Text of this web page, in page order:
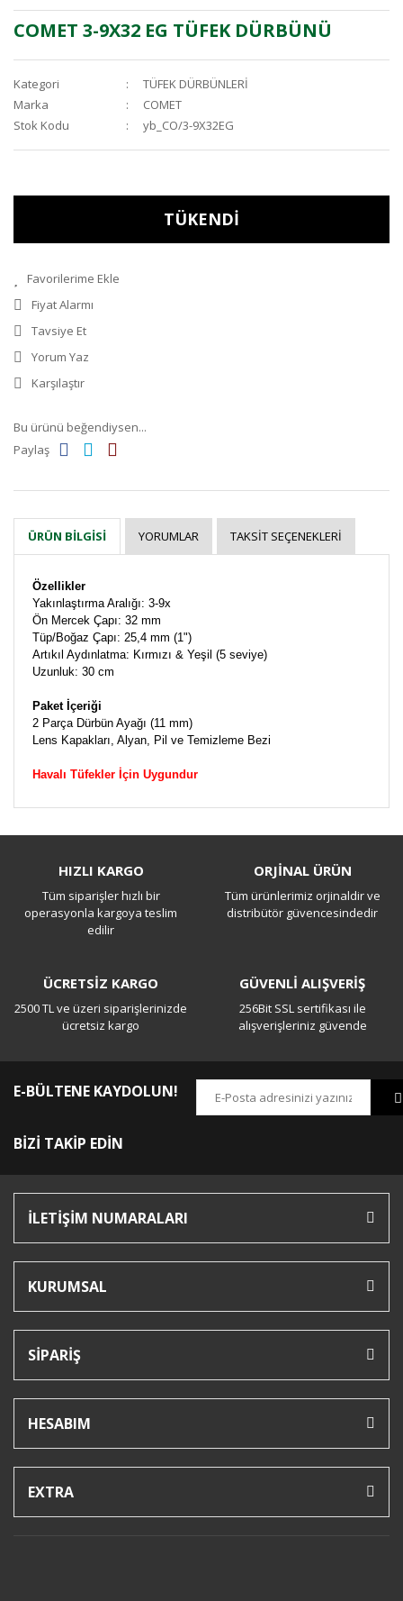
COMET 3-9X32 EG TÜFEK DÜRBÜNÜ
Kategori
TÜFEK DÜRBÜNLERİ
Marka
COMET
Stok Kodu
yb_CO/3-9X32EG
TÜKENDİ
Fiyat Alarmı
Tavsiye Et
Yorum Yaz
Karşılaştır
Bu ürünü beğendiysen...
Paylaş
ÜRÜN BILGISI YORUMLAR TAKSIT SEÇENEKLERI
Özellikler
Yakınlaştırma Aralığı: 3-9x
Ön Mercek Çapı: 32 mm
Tüp/Boğaz Çapı: 25,4 mm (1")
Artıkıl Aydınlatma: Kırmızı & Yeşil (5 seviye)
Uzunluk: 30 cm
Paket İçeriği
2 Parça Dürbün Ayağı (11 mm)
Lens Kapakları, Alyan, Pil ve Temizleme Bezi
Havalı Tüfekler İçin Uygundur
Yorum Yaz
HIZLI KARGO
Tüm siparişler hızlı bir
operasyonla kargoya teslim
edilir
ORJİNAL ÜRÜN
Tüm ürünlerimiz orjinaldir ve
distribütör güvencesindedir
ÜCRETSİZ KARGO
2500 TL ve üzeri siparişlerinizde
ücretsiz kargo
GÜVENLİ ALIŞVERİŞ
256Bit SSL sertifikası ile
alışverişleriniz güvende
E-BÜLTENE KAYDOLUN!
BİZİ TAKİP EDİN
İLETİŞİM NUMARALARI
KURUMSAL
SİPARİŞ
HESABIM
EXTRA